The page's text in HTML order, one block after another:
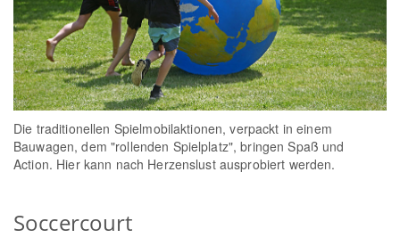
Die traditionellen Spielmobilaktionen, verpackt in einem
Bauwagen, dem "rollenden Spielplatz", bringen Spaß und
Action. Hier kann nach Herzenslust ausprobiert werden.
Soccercourt